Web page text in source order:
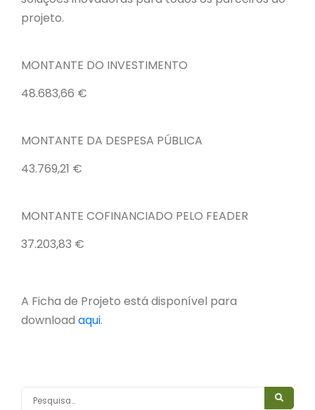
projeto.
MONTANTE DO INVESTIMENTO
48.683,66 €
MONTANTE DA DESPESA PÚBLICA
43.769,21 €
MONTANTE COFINANCIADO PELO FEADER
37.203,83 €
A Ficha de Projeto está disponível para
download aqui.